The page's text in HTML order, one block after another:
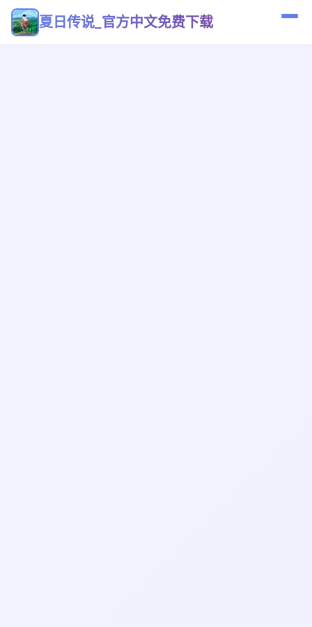
夏日传说_官方中文免费下载